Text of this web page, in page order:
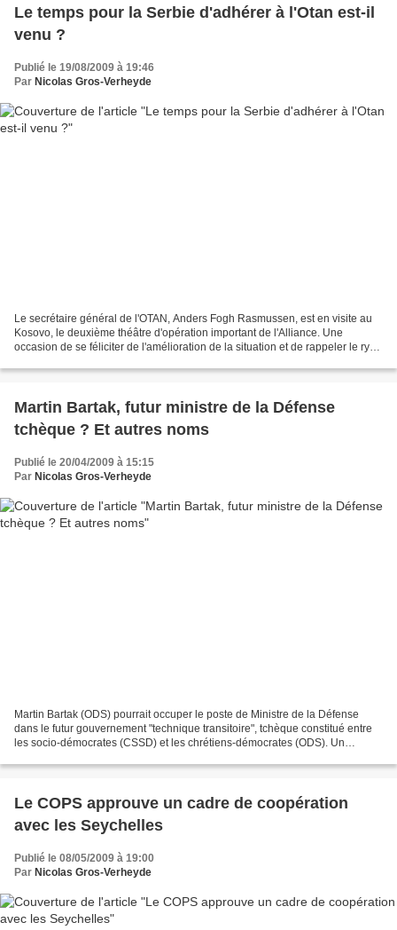
Le temps pour la Serbie d'adhérer à l'Otan est-il
venu ?
Publié le 19/08/2009 à 19:46
Par Nicolas Gros-Verheyde
Le secrétaire général de l'OTAN, Anders Fogh Rasmussen, est en visite au
Kosovo, le deuxième théâtre d'opération important de l'Alliance. Une
occasion de se féliciter de l'amélioration de la situation et de rappeler le ry
Martin Bartak, futur ministre de la Défense
tchèque ? Et autres noms
Publié le 20/04/2009 à 15:15
Par Nicolas Gros-Verheyde
Martin Bartak (ODS) pourrait occuper le poste de Ministre de la Défense
dans le futur gouvernement "technique transitoire", tchèque constitué entre
les socio-démocrates (CSSD) et les chrétiens-démocrates (ODS). Un
Le COPS approuve un cadre de coopération
avec les Seychelles
Publié le 08/05/2009 à 19:00
Par Nicolas Gros-Verheyde